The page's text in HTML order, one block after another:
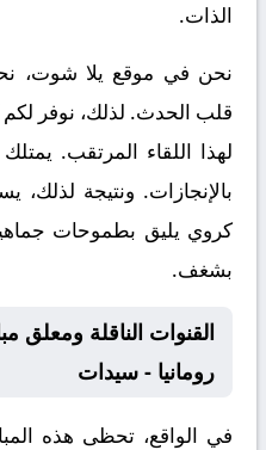
الذات.
نحن في موقع يلا شوت،
قلب الحدث. لذلك، نوفر لكم
لهذا اللقاء المرتقب. يمتلك
بالإنجازات. ونتيجة
كروي يليق بطموحات
بشغف.
القنوات الناقلة ومعلق
رومانيا - سيدات
في الواقع، تحظى هذه